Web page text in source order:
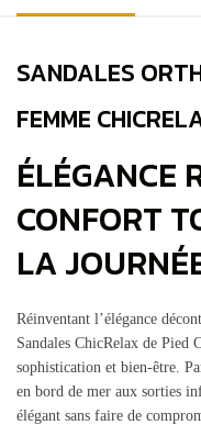
SANDALES
FEMME
ÉLÉGANCE
CONFORT
LA
Réinventant l’élégance
Sandales ChicRelax de Pied
sophistication et bien-être.
en bord de mer aux sorties
élégant sans faire de